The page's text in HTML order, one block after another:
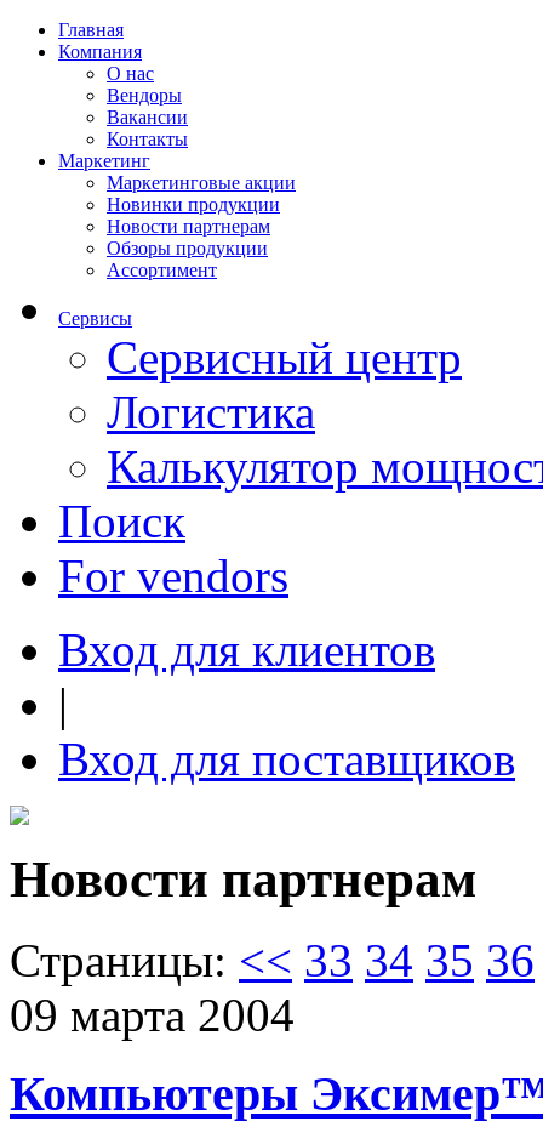
Главная
Компания
О нас
Вендоры
Вакансии
Контакты
Маркетинг
Маркетинговые акции
Новинки продукции
Новости партнерам
Обзоры продукции
Ассортимент
Сервисы
Сервисный центр
Логистика
Калькулятор
Поиск
For vendors
Вход для клиентов
|
Вход для поставщиков
Новости партнерам
Страницы: << 33 34 35 36
09 марта 2004
Компьютеры